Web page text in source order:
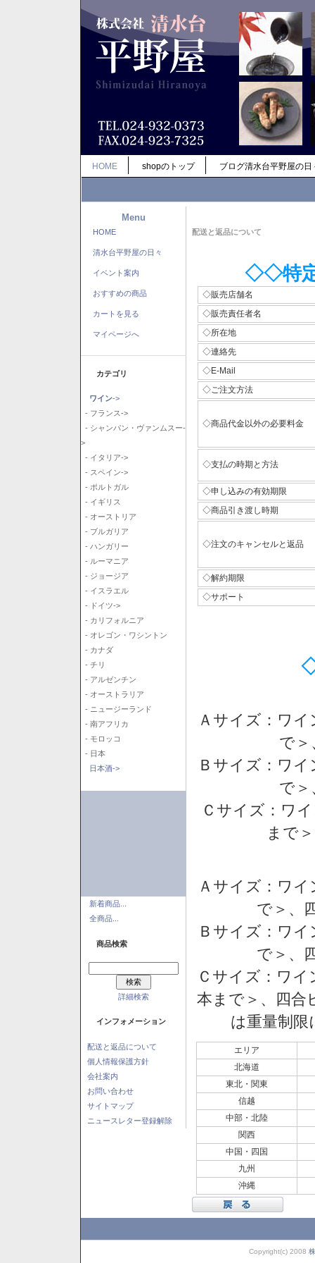
HOME shopのトップ ブログ清水台平野屋の日
Menu
HOME
清水台平野屋の日々
イベント案内
おすすめの商品
カートを見る
マイページへ
カテゴリ
ワイン->
- フランス->
- シャンパン・ヴァンムスー-
>
- イタリア->
- スペイン->
- ポルトガル
- イギリス
- オーストリア
- ブルガリア
- ハンガリー
- ルーマニア
- ジョージア
- イスラエル
- ドイツ->
- カリフォルニア
- オレゴン・ワシントン
- カナダ
- チリ
- アルゼンチン
- オーストラリア
- ニュージーランド
- 南アフリカ
- モロッコ
- 日本
日本酒->
新着商品...
全商品...
商品検索
詳細検索
インフォメーション
配送と返品について
個人情報保護方針
会社案内
お問い合わせ
サイトマップ
ニュースレター登録解除
配送と返品について
◇◇特
◇販売店舗名
◇販売責任者名
◇所在地
◇連絡先
◇E-Mail
◇ご注文方法
◇商品代金以外の必要料金
◇支払の時期と方法
◇申し込みの有効期限
◇商品引き渡し時期
◇注文のキャンセルと返品
◇解約期限
◇サポート
Ａサイズ：ワ
で
Ｂサイズ：ワ
で
Ｃサイズ：ワ
まで
Ａサイズ：ワ
で＞、
Ｂサイズ：ワ
で＞、
Ｃサイズ：ワイ
本まで＞、四
は重量制
エリア
北海道
東北・関東
信越
中部・北陸
関西
中国・四国
九州
沖縄
Copyright(c) 2008